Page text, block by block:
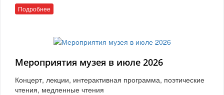
Подробнее
Мероприятия музея в июле 2026
Концерт, лекции, интерактивная программа, поэтические
чтения, медленные чтения